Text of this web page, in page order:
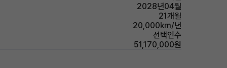
2028년04월
21개월
20,000km/년
선택인수
51,170,000원